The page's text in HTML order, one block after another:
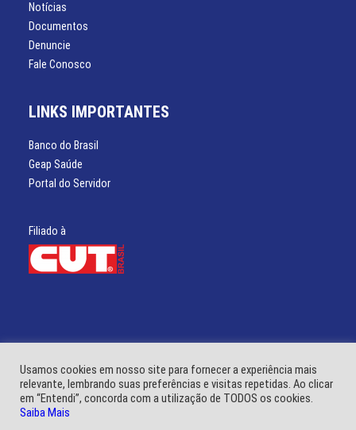
Notícias
Documentos
Denuncie
Fale Conosco
LINKS IMPORTANTES
Banco do Brasil
Geap Saúde
Portal do Servidor
Filiado à
© SINSSP 2021 – Todos os direitos reservados. Desenvolvido por:
Usamos cookies em nosso site para fornecer a experiência mais
relevante, lembrando suas preferências e visitas repetidas. Ao clicar
em “Entendi”, concorda com a utilização de TODOS os cookies.
Saiba Mais